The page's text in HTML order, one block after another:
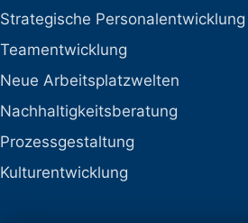
Strategische Personalentwicklung
Teamentwicklung
Neue Arbeitsplatzwelten
Nachhaltigkeitsberatung
Prozessgestaltung
Kulturentwicklung